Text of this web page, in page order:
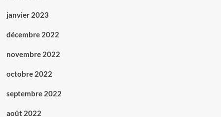
janvier 2023
décembre 2022
novembre 2022
octobre 2022
septembre 2022
août 2022